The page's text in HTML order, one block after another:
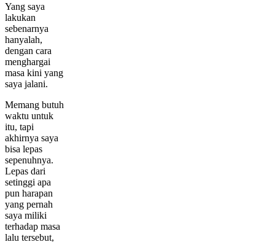
Yang saya
lakukan
sebenarnya
hanyalah,
dengan cara
menghargai
masa kini yang
saya jalani.
Memang butuh
waktu untuk
itu, tapi
akhirnya saya
bisa lepas
sepenuhnya.
Lepas dari
setinggi apa
pun harapan
yang pernah
saya miliki
terhadap masa
lalu tersebut,